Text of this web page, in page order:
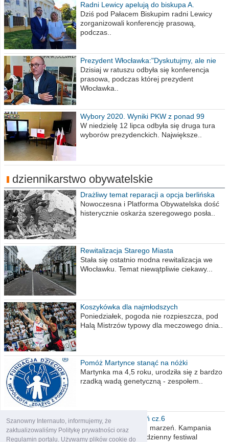
Szanowny Internauto, informujemy, że
zaktualizowaliśmy Politykę prywatności oraz
Regulamin portalu. Używamy plików cookie do
Radni Lewicy apelują do biskupa A.
Wiesława Meringa
Dziś pod Pałacem Biskupim radni Lewicy
zorganizowali konferencję prasową,
podczas..
Prezydent Włocławka:"Dyskutujmy, ale nie
obrażajmy się”
Dzisiaj w ratuszu odbyła się konferencja
prasowa, podczas której prezydent
Włocławka..
Wybory 2020. Wyniki PKW z ponad 99
procent obwodów
W niedzielę 12 lipca odbyła się druga tura
wyborów prezydenckich. Największe..
dziennikarstwo obywatelskie
Drażliwy temat reparacji a opcja berlińska
Nowoczesna i Platforma Obywatelska dość
histerycznie oskarża szeregowego posła..
Rewitalizacja Starego Miasta
Stała się ostatnio modna rewitalizacja we
Włocławku. Temat niewątpliwie ciekawy...
Koszykówka dla najmłodszych
Poniedziałek, pogoda nie rozpieszcza, pod
Halą Mistrzów typowy dla meczowego dnia..
Pomóż Martynce stanąć na nóżki
Martynka ma 4,5 roku, urodziła się z bardzo
rzadką wadą genetyczną - zespołem..
Polska moich marzeń cz.6
Nadszedł kres moich marzeń. Kampania
wyborcza czyli niecodzienny festiwal